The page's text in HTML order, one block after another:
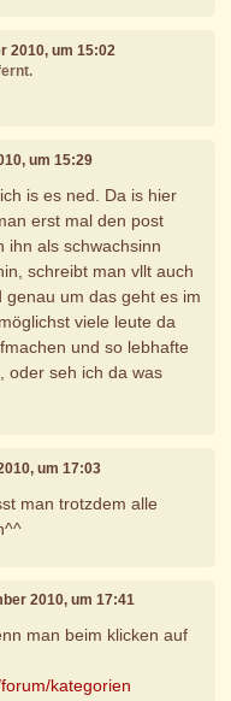
2010, um 15:02
um 15:29
is es ned. Da is hier
erst mal den post
ihn als schwachsinn
schreibt man vllt auch
um das geht es im
viele leute da
und so lebhafte
oder seh ich da was
um 17:03
man trotzdem alle
2010, um 17:41
man beim klicken auf
kategorien